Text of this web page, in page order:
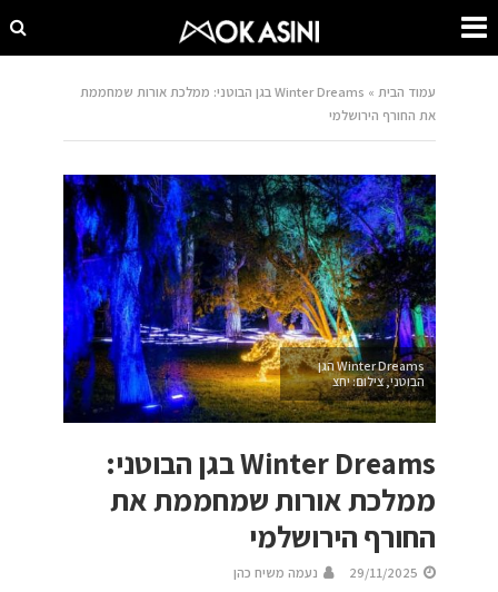
עמוד הבית »
Winter Dreams בגן הבוטני: ממלכת אורות שמחממת
את החורף הירושלמי
Winter Dreams הגן
הבוטני, צילום: יחצ
Winter Dreams בגן הבוטני:
ממלכת אורות שמחממת את
החורף הירושלמי
29/11/2025 נעמה משיח כהן